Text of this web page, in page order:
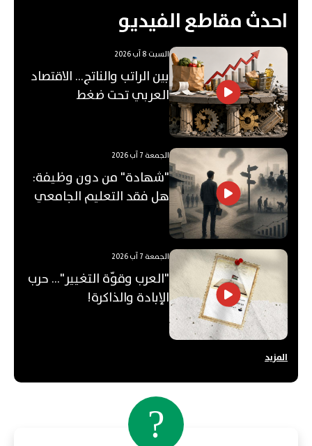
احدث مقاطع الفيديو
السبت 8 آب 2026
بين الراتب والناتج… الاقتصاد
العربي تحت ضغط
الجمعة 7 آب 2026
"شهادة" من دون وظيفة:
هل فقد التعليم الجامعي
الجمعة 7 آب 2026
"العرب وقوّة التغيير"... حرب
الإبادة والذاكرة!
المزيد
?